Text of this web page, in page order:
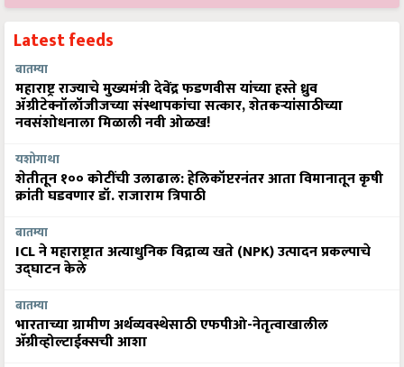
Latest feeds
बातम्या
महाराष्ट्र राज्याचे मुख्यमंत्री देवेंद्र फडणवीस यांच्या हस्ते ध्रुव
ॲग्रीटेक्नॉलॉजीजच्या संस्थापकांचा सत्कार, शेतकऱ्यांसाठीच्या
नवसंशोधनाला मिळाली नवी ओळख!
यशोगाथा
शेतीतून १०० कोटींची उलाढाल: हेलिकॉप्टरनंतर आता विमानातून कृषी
क्रांती घडवणार डॉ. राजाराम त्रिपाठी
बातम्या
ICL ने महाराष्ट्रात अत्याधुनिक विद्राव्य खते (NPK) उत्पादन प्रकल्पाचे
उद्घाटन केले
बातम्या
भारताच्या ग्रामीण अर्थव्यवस्थेसाठी एफपीओ-नेतृत्वाखालील
अ‍ॅग्रीव्होल्टाईक्सची आशा